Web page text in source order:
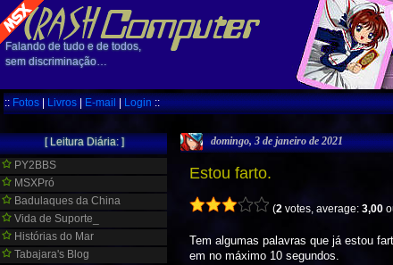
Falando de tudo e de todos,
sem discriminação…
::Fotos|Livros|E-mail|Login::
domingo, 3 de janeiro de 2021
Estou farto.
(2 votes, average:3,00
Tem algumas palavras que já estou
em no máximo 10 segundos.
[ Leitura Diária: ]
PY2BBS
MSXPró
Badulaques da China
Vida de Suporte_
Histórias do Mar
Tabajara's Blog